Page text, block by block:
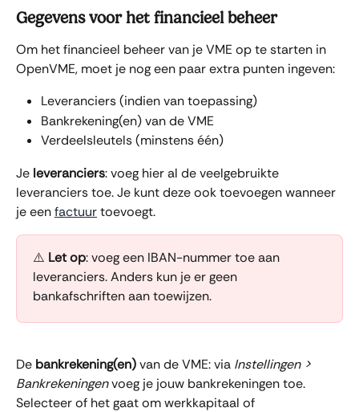
Gegevens voor het financieel beheer
Om het financieel beheer van je VME op te starten in
OpenVME, moet je nog een paar extra punten ingeven:
Leveranciers (indien van toepassing)
Bankrekening(en) van de VME
Verdeelsleutels (minstens één)
Je leveranciers: voeg hier al de veelgebruikte
leveranciers toe. Je kunt deze ook toevoegen wanneer
je een factuur toevoegt.
⚠️ Let op: voeg een IBAN-nummer toe aan
leveranciers. Anders kun je er geen
bankafschriften aan toewijzen.
De bankrekening(en) van de VME: via Instellingen >
Bankrekeningen voeg je jouw bankrekeningen toe.
Selecteer of het gaat om werkkapitaal of